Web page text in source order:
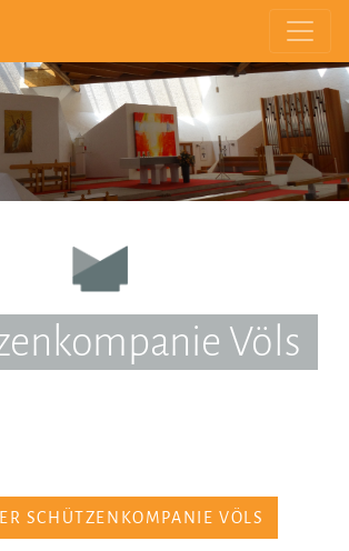
Völs
SCHÜTZENKOMPANIE VÖLS